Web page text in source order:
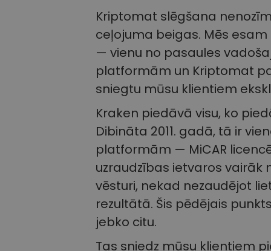
Kriptomat slēgšana
ceļojuma beigas. Mēs
— vienu no pasaules
platformām un Kriptomat
sniegtu mūsu klientiem
Kraken piedāvā visu, ko
Dibināta 2011. gadā, tā ir
platformām — MiCAR
uzraudzības ietvaros vairāk
vēsturi, nekad nezaudējot
rezultātā. Šis pēdējais
jebko citu.
Tas sniedz mūsu klientiem